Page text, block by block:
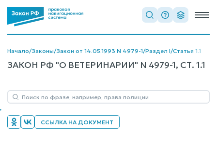
Начало/Законы/Закон от 14.05.1993 N 4979-1/Раздел I/Статья 1.1
ЗАКОН РФ "О ВЕТЕРИНАРИИ" N 4979-1, СТ. 1.1
ССЫЛКА НА ДОКУМЕНТ